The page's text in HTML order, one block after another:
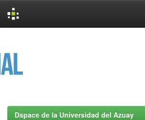
Dspace de la Universidad del Azuay